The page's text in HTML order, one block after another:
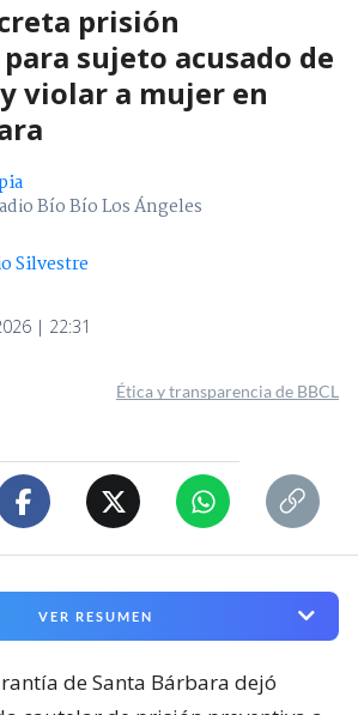
prisión
sujeto acusado de
violar a mujer en
Bío Bío Los Ángeles
Silvestre
| 22:31
Ética y transparencia de BBCL
VER RESUMEN
de Santa Bárbara dejó